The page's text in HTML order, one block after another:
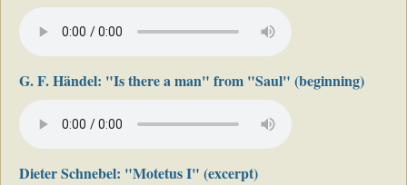
G. F. Händel: "Is there a man" from "Saul" (beginning)
Dieter Schnebel: "Motetus I" (excerpt)